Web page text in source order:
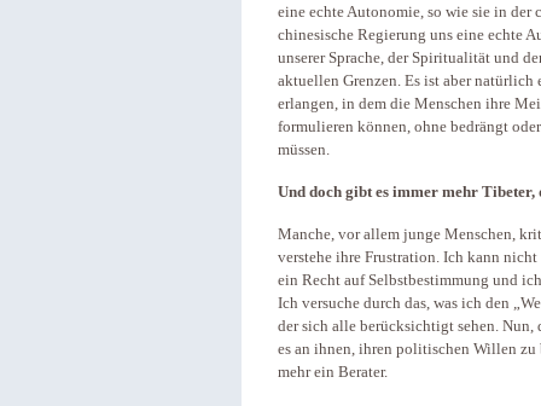
eine echte Autonomie, so wie sie in der
chinesische Regierung uns eine echte
unserer Sprache, der Spiritualität und
aktuellen Grenzen. Es ist aber
erlangen, in dem die Menschen ihre
formulieren können, ohne bedrängt
müssen.
Und doch gibt es immer mehr
Manche, vor allem junge Menschen,
verstehe ihre Frustration. Ich kann
ein Recht auf Selbstbestimmung und
Ich versuche durch das, was ich den
der sich alle berücksichtigt sehen.
es an ihnen, ihren politischen Willen
mehr ein Berater.